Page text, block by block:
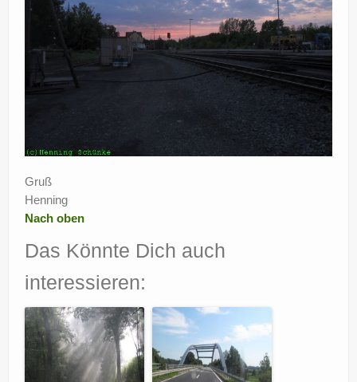
Gruß
Henning
Nach oben
Das Könnte Dich auch
interessieren: